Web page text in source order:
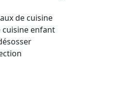
de cuisine
cuisine enfant